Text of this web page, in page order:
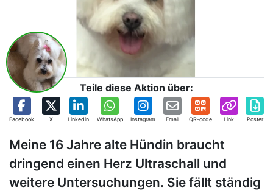
Teile diese Aktion über:
Facebook X Linkedin WhatsApp Instagram Email QR-code Link Poster
Meine 16 Jahre alte Hündin braucht
dringend einen Herz Ultraschall und
weitere Untersuchungen. Sie fällt ständig